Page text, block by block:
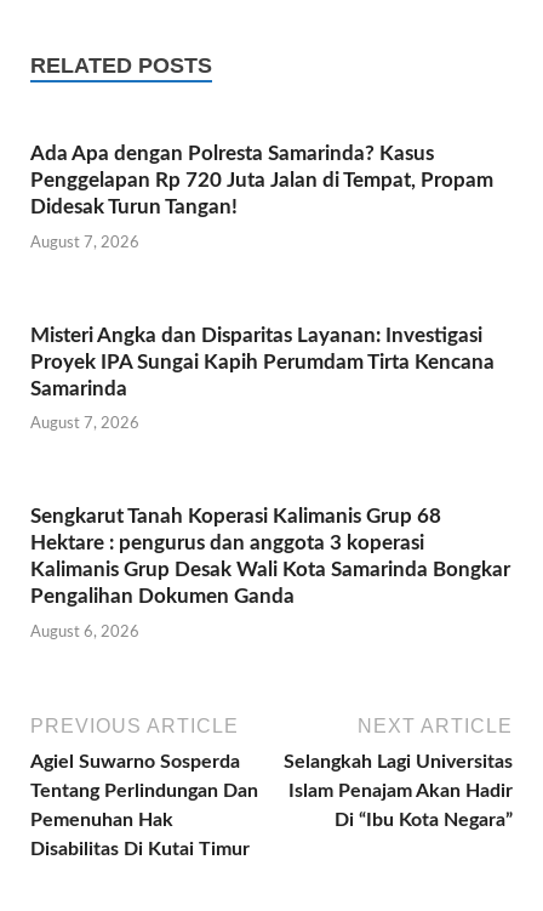
o
k
er s
p
p
RELATED POSTS
Ada Apa dengan Polresta Samarinda? Kasus
Penggelapan Rp 720 Juta Jalan di Tempat, Propam
Didesak Turun Tangan!
August 7, 2026
Misteri Angka dan Disparitas Layanan: Investigasi
Proyek IPA Sungai Kapih Perumdam Tirta Kencana
Samarinda
August 7, 2026
Sengkarut Tanah Koperasi Kalimanis Grup 68
Hektare : pengurus dan anggota 3 koperasi
Kalimanis Grup Desak Wali Kota Samarinda Bongkar
Pengalihan Dokumen Ganda
August 6, 2026
PREVIOUS ARTICLE
Agiel Suwarno Sosperda
Tentang Perlindungan Dan
Pemenuhan Hak
Disabilitas Di Kutai Timur
NEXT ARTICLE
Selangkah Lagi Universitas
Islam Penajam Akan Hadir
Di “Ibu Kota Negara”